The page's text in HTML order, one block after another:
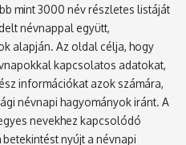
mint 3000 név részletes listáját
névnappal együtt,
alapján. Az oldal célja, hogy
kapcsolatos adatokat,
információkat azok számára,
névnapi hagyományok iránt. A
nevekhez kapcsolódó
nyújt a névnapi